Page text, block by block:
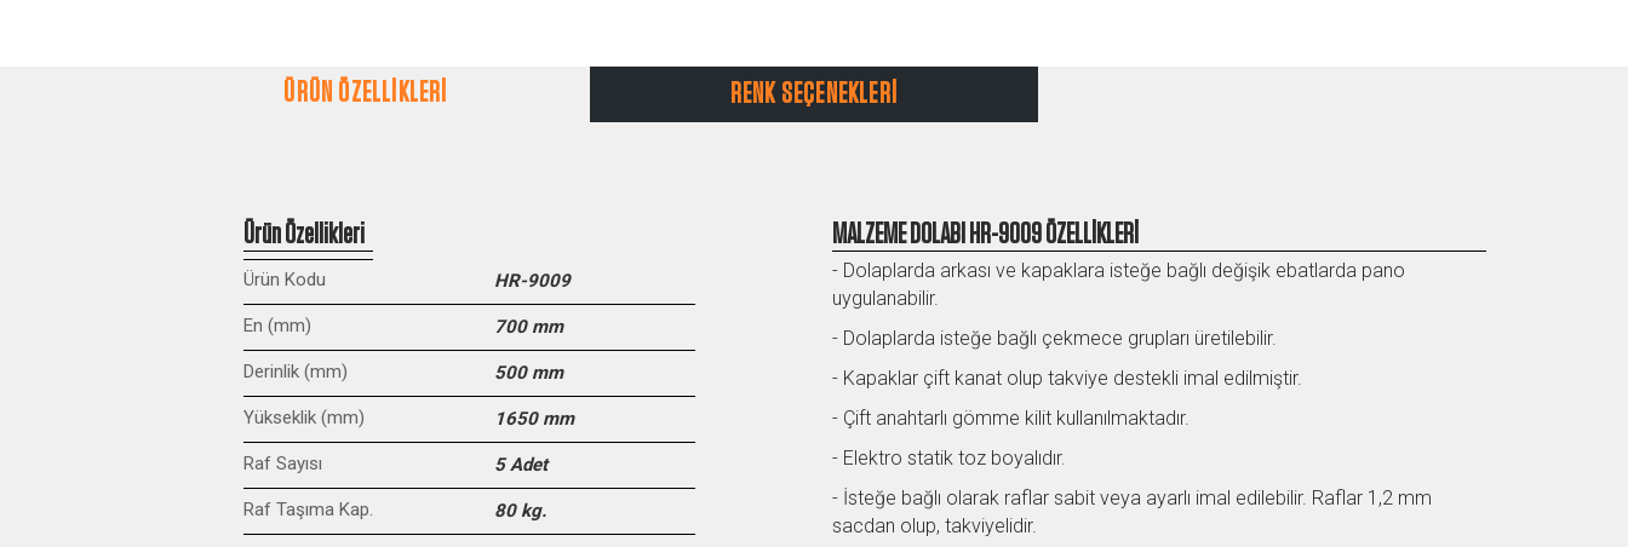
ÜRÜN ÖZELLİKLERİ RENK SEÇENEKLERİ
Ürün Özellikleri
Ürün Kodu HR-9009
En (mm) 700 mm
Derinlik (mm) 500 mm
Yükseklik (mm) 1650 mm
Raf Sayısı 5 Adet
Raf Taşıma Kap. 80 kg.
MALZEME DOLABI HR-9009 ÖZELLİKLERİ
- Dolaplarda arkası ve kapaklara isteğe bağlı değişik ebatlarda pano
uygulanabilir.
- Dolaplarda isteğe bağlı çekmece grupları üretilebilir.
- Kapaklar çift kanat olup takviye destekli imal edilmiştir.
- Çift anahtarlı gömme kilit kullanılmaktadır.
- Elektro statik toz boyalıdır.
- İsteğe bağlı olarak raflar sabit veya ayarlı imal edilebilir. Raflar 1,2 mm
sacdan olup, takviyelidir.